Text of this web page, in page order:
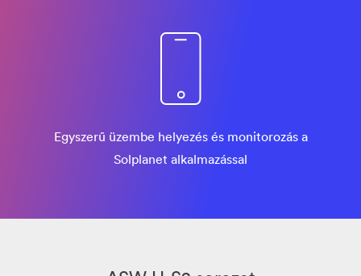
Egyszerű üzembe helyezés és monitorozás a
Solplanet alkalmazással